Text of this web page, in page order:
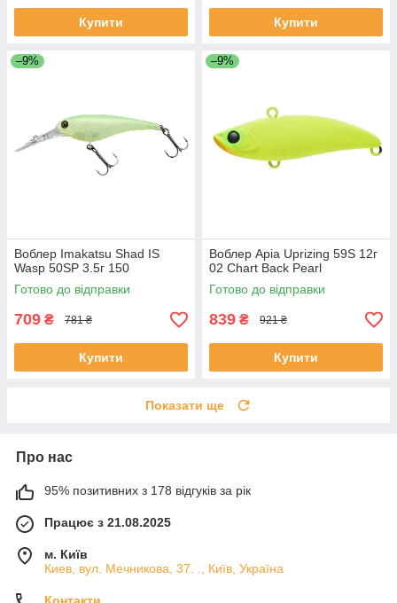
Купити Купити
–9%
Воблер Imakatsu Shad IS
Wasp 50SP 3.5г 150
Готово до відправки
709 ₴ 781 ₴
Купити
–9%
Воблер Apia Uprizing 59S 12г
02 Chart Back Pearl
Готово до відправки
839 ₴ 921 ₴
Купити
Показати ще
Про нас
95% позитивних з 178 відгуків за рік
Працює з 21.08.2025
м. Київ
Киев, вул. Мечникова, 37. ., Київ, Україна